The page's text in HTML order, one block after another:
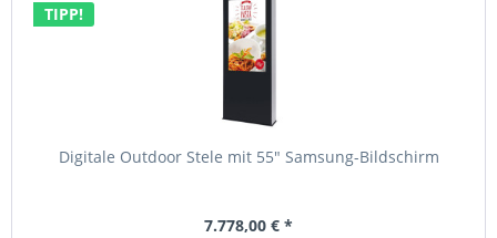
TIPP!
Digitale Outdoor Stele mit 55" Samsung-Bildschirm
7.778,00 € *